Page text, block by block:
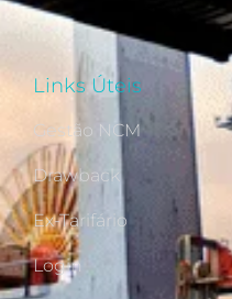
Links Úteis
Gestão NCM
Drawback
Ex-Tarifário
Login